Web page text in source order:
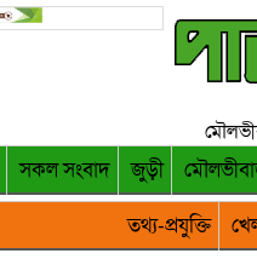
সকল সংবাদ জুড়ী
তথ্য-প্রযুক্তি